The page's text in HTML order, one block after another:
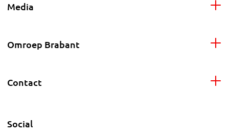
Media
Omroep Brabant
Contact
Social